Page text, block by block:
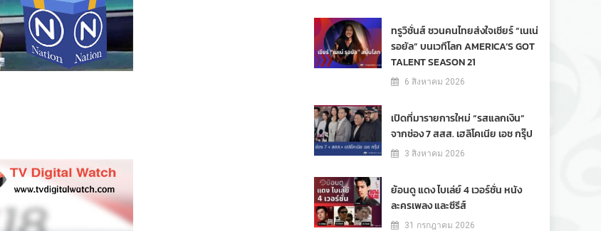
ทรูวิชั่นส์ ชวนคนไทยส่งใจเชียร์ “เนเน่
รอยัล” บนเวทีโลก AMERICA’S GOT
TALENT SEASON 21
6 สิงหาคม 2026
เปิดที่มารายการใหม่ “รสแลกเงิน”
จากช่อง 7 สสส. เฮลิโคเนีย เอช กรุ๊ป
3 สิงหาคม 2026
ย้อนดู แดง ไบเล่ย์ 4 เวอร์ชั่น หนัง
ละครเพลง และซีรีส์
31 กรกฎาคม 2026